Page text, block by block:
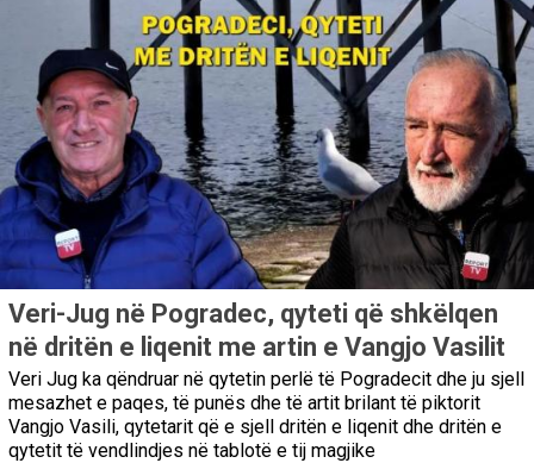
Veri-Jug në Pogradec, qyteti që shkëlqen
në dritën e liqenit me artin e Vangjo Vasilit
Veri Jug ka qëndruar në qytetin perlë të Pogradecit dhe ju sjell
mesazhet e paqes, të punës dhe të artit brilant të piktorit
Vangjo Vasili, qytetarit që e sjell dritën e liqenit dhe dritën e
qytetit të vendlindjes në tablotë e tij magjike